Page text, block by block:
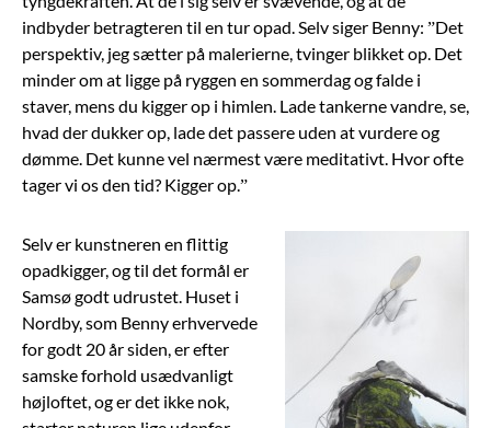
indbyder betragteren til en tur opad. Selv siger Benny: ”Det
perspektiv, jeg sætter på malerierne, tvinger blikket op. Det
minder om at ligge på ryggen en sommerdag og falde i
staver, mens du kigger op i himlen. Lade tankerne vandre, se,
hvad der dukker op, lade det passere uden at vurdere og
dømme. Det kunne vel nærmest være meditativt. Hvor ofte
tager vi os den tid? Kigger op.”
Selv er kunstneren en flittig
opadkigger, og til det formål er
Samsø godt udrustet. Huset i
Nordby, som Benny erhvervede
for godt 20 år siden, er efter
samske forhold usædvanligt
højloftet, og er det ikke nok,